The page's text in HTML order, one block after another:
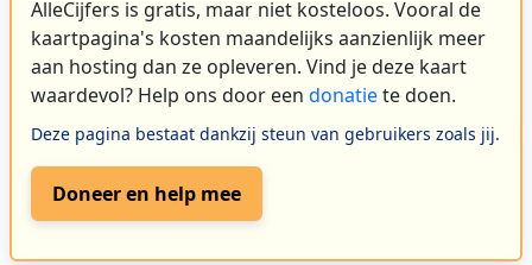
AlleCijfers is gratis, maar niet kosteloos. Vooral de
kaartpagina's kosten maandelijks aanzienlijk meer
aan hosting dan ze opleveren. Vind je deze kaart
waardevol? Help ons door een donatiete doen.
Deze pagina bestaat dankzij steun van gebruikers zoals jij.
Doneer en help mee